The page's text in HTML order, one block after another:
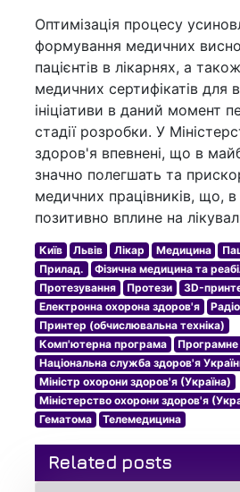
Оптимізація процесу
формування медичних
пацієнтів в лікарнях, а
медичних сертифікатів для
ініціативи в даний момент
стадії розробки. У
здоров'я впевнені, що в
значно полегшать та
медичних працівників, що,
позитивно вплине на
Київ Львів Лікар Медицина
Прилад.
Фізична медицина та
Протезування
Протези
3D-
Електронна охорона здоров'я
Принтер (обчислювальна техніка)
Комп'ютерна програма
Програмне
Національна служба здоров'я
Міністр охорони здоров'я (Україна)
Міністерство охорони здоров'я
Гематома
Телемедицина
Related posts